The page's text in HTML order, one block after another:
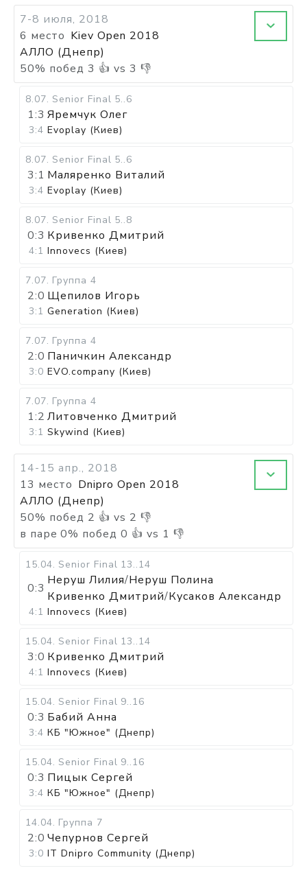
7-8 июля, 2018
6 место Kiev Open 2018
АЛЛО (Днепр)
50% побед 3 👍 vs 3 👎
8.07. Senior Final 5..6
1:3 Яремчук Олег
3:4 Evoplay (Киев)
8.07. Senior Final 5..6
3:1 Маляренко Виталий
3:4 Evoplay (Киев)
8.07. Senior Final 5..8
0:3 Кривенко Дмитрий
4:1 Innovecs (Киев)
7.07. Группа 4
2:0 Щепилов Игорь
3:1 Generation (Киев)
7.07. Группа 4
2:0 Паничкин Александр
3:0 EVO.company (Киев)
7.07. Группа 4
1:2 Литовченко Дмитрий
3:1 Skywind (Киев)
14-15 апр., 2018
13 место Dnipro Open 2018
АЛЛО (Днепр)
50% побед 2 👍 vs 2 👎
в паре 0% побед 0 👍 vs 1 👎
15.04. Senior Final 13..14
0:3
Неруш Лилия/Неруш Полина
Кривенко Дмитрий/Кусаков Александр
4:1 Innovecs (Киев)
15.04. Senior Final 13..14
3:0 Кривенко Дмитрий
4:1 Innovecs (Киев)
15.04. Senior Final 9..16
0:3 Бабий Анна
3:4 КБ "Южное" (Днепр)
15.04. Senior Final 9..16
0:3 Пицык Сергей
3:4 КБ "Южное" (Днепр)
14.04. Группа 7
2:0 Чепурнов Сергей
3:0 IT Dnipro Community (Днепр)